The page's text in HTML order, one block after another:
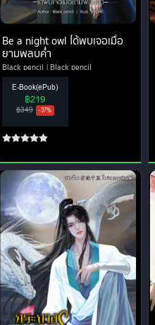
Be a night owl ได้พบเจอเมื่อ
ยามพลบค่ำ
Black pencil Black pencil
E-Book(ePub)
฿219
฿349 -37%